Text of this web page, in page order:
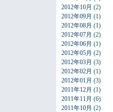
2012年10月 (2)
2012年09月 (1)
2012年08月 (1)
2012年07月 (2)
2012年06月 (1)
2012年05月 (2)
2012年03月 (3)
2012年02月 (1)
2012年01月 (3)
2011年12月 (1)
2011年11月 (6)
2011年10月 (2)